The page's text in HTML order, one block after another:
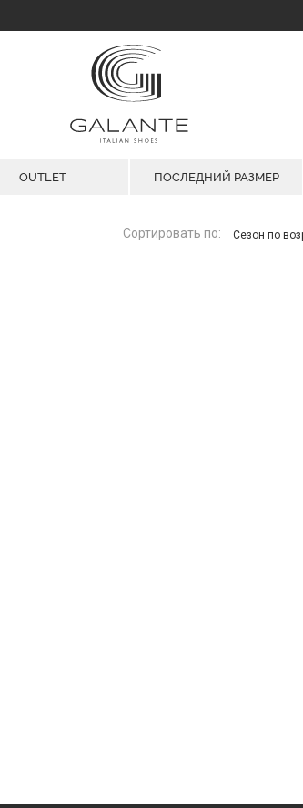
OUTLET ПОСЛЕДНИЙ РАЗМЕР
Сортировать по: Сезон по